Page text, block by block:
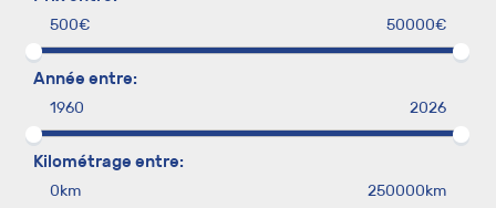
500€
50000€
Année entre:
1960
2026
Kilométrage entre:
0km
250000km